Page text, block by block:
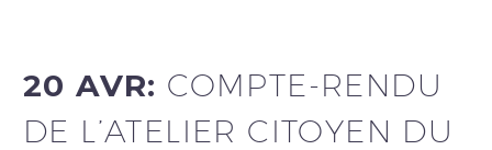
20 AVR: COMPTE-RENDU
DE L’ATELIER CITOYEN DU